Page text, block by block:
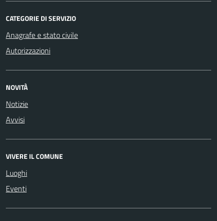
CATEGORIE DI SERVIZIO
Anagrafe e stato civile
Autorizzazioni
NOVITÀ
Notizie
Avvisi
VIVERE IL COMUNE
Luoghi
Eventi